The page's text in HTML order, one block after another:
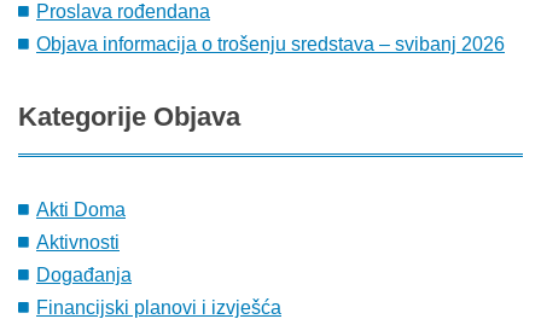
Proslava rođendana
Objava informacija o trošenju sredstava – svibanj 2026
Kategorije Objava
Akti Doma
Aktivnosti
Događanja
Financijski planovi i izvješća